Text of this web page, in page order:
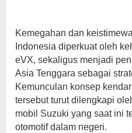
Kemegahan dan
Indonesia diperkuat oleh
eVX, sekaligus menjadi
Asia Tenggara sebagai
Kemunculan konsep
tersebut turut dilengkapi
mobil Suzuki yang saat ini
otomotif dalam negeri.